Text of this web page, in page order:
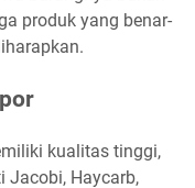
produk yang benar-
kualitas tinggi,
Jacobi, Haycarb,